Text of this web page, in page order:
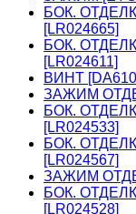
БОК.
[LR024665]
БОК.
[LR024611]
ВИНТ
ЗАЖИМ
БОК.
[LR024533]
БОК.
[LR024567]
ЗАЖИМ
БОК.
[LR024528]